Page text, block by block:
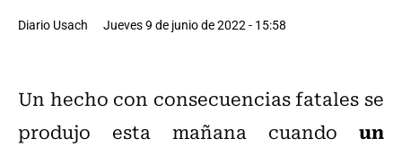
Diario Usach Jueves 9 de junio de 2022 - 15:58
Un hecho con consecuencias fatales se
produjo esta mañana cuando un